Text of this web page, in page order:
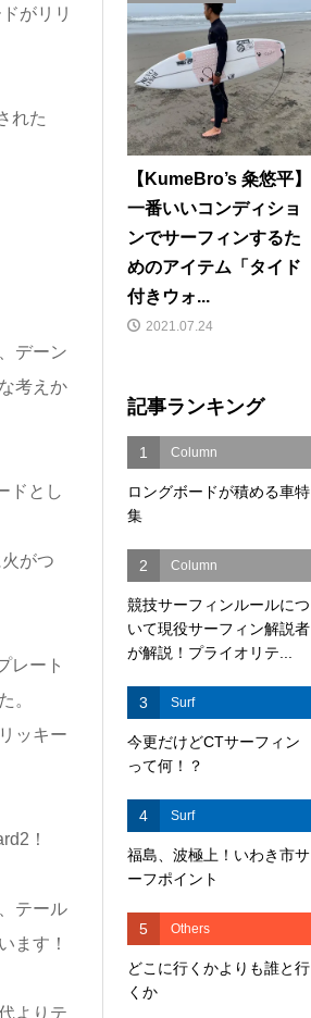
がリリ
れた
デーン
考えか
ドとし
がつ
レート
。
ッキー
！
テール
ます！
よりテ
【KumeBro’s 粂悠平】
一番いいコンディショ
ンでサーフィンするた
めのアイテム「タイド
付きウォ...
2021.07.24
記事ランキング
1 Column
ロングボードが積める車特
集
2 Column
競技サーフィンルールにつ
いて現役サーフィン解説者
が解説！プライオリテ...
3 Surf
今更だけどCTサーフィン
って何！？
4 Surf
福島、波極上！いわき市サ
ーフポイント
5 Others
どこに行くかよりも誰と行
くか